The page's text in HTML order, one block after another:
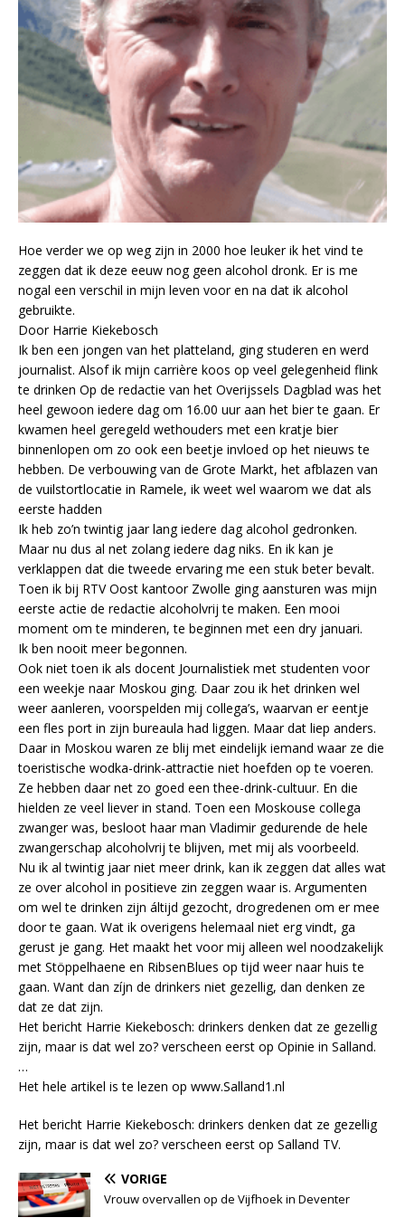
Hoe verder we op weg zijn in 2000 hoe leuker ik het vind te
zeggen dat ik deze eeuw nog geen alcohol dronk. Er is me
nogal een verschil in mijn leven voor en na dat ik alcohol
gebruikte.
Door Harrie Kiekebosch
Ik ben een jongen van het platteland, ging studeren en werd
journalist. Alsof ik mijn carrière koos op veel gelegenheid flink
te drinken Op de redactie van het Overijssels Dagblad was het
heel gewoon iedere dag om 16.00 uur aan het bier te gaan. Er
kwamen heel geregeld wethouders met een kratje bier
binnenlopen om zo ook een beetje invloed op het nieuws te
hebben. De verbouwing van de Grote Markt, het afblazen van
de vuilstortlocatie in Ramele, ik weet wel waarom we dat als
eerste hadden
Ik heb zo’n twintig jaar lang iedere dag alcohol gedronken.
Maar nu dus al net zolang iedere dag niks. En ik kan je
verklappen dat die tweede ervaring me een stuk beter bevalt.
Toen ik bij RTV Oost kantoor Zwolle ging aansturen was mijn
eerste actie de redactie alcoholvrij te maken. Een mooi
moment om te minderen, te beginnen met een dry januari.
Ik ben nooit meer begonnen.
Ook niet toen ik als docent Journalistiek met studenten voor
een weekje naar Moskou ging. Daar zou ik het drinken wel
weer aanleren, voorspelden mij collega’s, waarvan er eentje
een fles port in zijn bureaula had liggen. Maar dat liep anders.
Daar in Moskou waren ze blij met eindelijk iemand waar ze die
toeristische wodka-drink-attractie niet hoefden op te voeren.
Ze hebben daar net zo goed een thee-drink-cultuur. En die
hielden ze veel liever in stand. Toen een Moskouse collega
zwanger was, besloot haar man Vladimir gedurende de hele
zwangerschap alcoholvrij te blijven, met mij als voorbeeld.
Nu ik al twintig jaar niet meer drink, kan ik zeggen dat alles wat
ze over alcohol in positieve zin zeggen waar is. Argumenten
om wel te drinken zijn áltijd gezocht, drogredenen om er mee
door te gaan. Wat ik overigens helemaal niet erg vindt, ga
gerust je gang. Het maakt het voor mij alleen wel noodzakelijk
met Stöppelhaene en RibsenBlues op tijd weer naar huis te
gaan. Want dan zíjn de drinkers niet gezellig, dan denken ze
dat ze dat zijn.
Het bericht Harrie Kiekebosch: drinkers denken dat ze gezellig
zijn, maar is dat wel zo? verscheen eerst op Opinie in Salland.
…
Het hele artikel is te lezen op www.Salland1.nl
Het bericht Harrie Kiekebosch: drinkers denken dat ze gezellig
zijn, maar is dat wel zo? verscheen eerst op Salland TV.
VORIGE
Vrouw overvallen op de Vijfhoek in Deventer